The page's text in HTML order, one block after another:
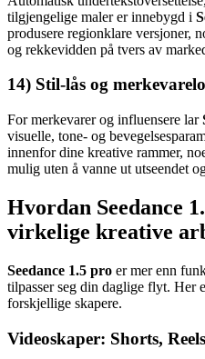
tilgjengelige maler er innebygd i
produsere regionklare versjoner,
og rekkevidden på tvers av
14) Stil-lås og
For merkevarer og influensere lar
visuelle, tone- og
innenfor dine kreative rammer,
mulig uten å vanne ut utseendet
Hvordan Seedance
virkelige kreative
Seedance 1.5 pro er mer enn
tilpasser seg din daglige flyt. Her
forskjellige skapere.
Videoskaper: Shorts,